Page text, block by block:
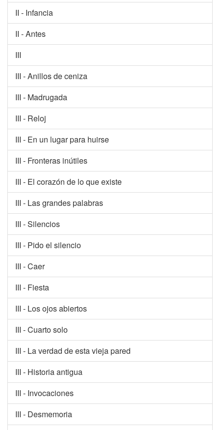
II - Infancia
II - Antes
III
III - Anillos de ceniza
III - Madrugada
III - Reloj
III - En un lugar para huirse
III - Fronteras inútiles
III - El corazón de lo que existe
III - Las grandes palabras
III - Silencios
III - Pido el silencio
III - Caer
III - Fiesta
III - Los ojos abiertos
III - Cuarto solo
III - La verdad de esta vieja pared
III - Historia antigua
III - Invocaciones
III - Desmemoria